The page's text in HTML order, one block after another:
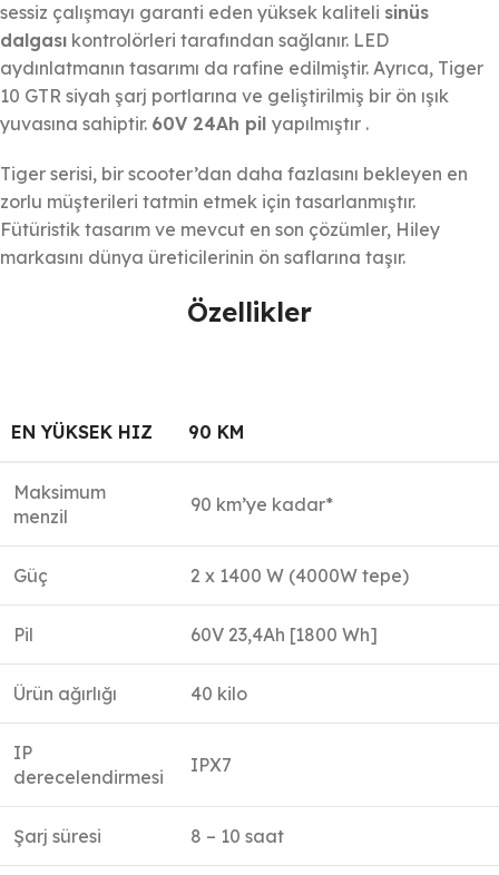
sessiz çalışmayı garanti eden yüksek kaliteli sinüs
dalgası kontrolörleri tarafından sağlanır. LED
aydınlatmanın tasarımı da rafine edilmiştir. Ayrıca, Tiger
10 GTR siyah şarj portlarına ve geliştirilmiş bir ön ışık
yuvasına sahiptir. 60V 24Ah pil yapılmıştır .
Tiger serisi, bir scooter’dan daha fazlasını bekleyen en
zorlu müşterileri tatmin etmek için tasarlanmıştır.
Fütüristik tasarım ve mevcut en son çözümler, Hiley
markasını dünya üreticilerinin ön saflarına taşır.
Özellikler
EN YÜKSEK HIZ 90 KM
Maksimum
menzil
90 km’ye kadar*
Güç 2 x 1400 W (4000W tepe)
Pil 60V 23,4Ah [1800 Wh]
Ürün ağırlığı 40 kilo
IP
derecelendirmesi
IPX7
Şarj süresi 8 – 10 saat